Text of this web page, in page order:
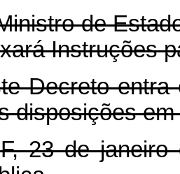
de
Instruções
Decreto
disposições
23 de